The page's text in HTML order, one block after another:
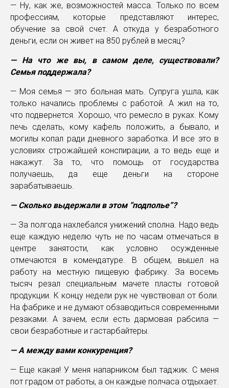
— Ну, как же, возможностей масса. Только по всем
профессиям, которые представляют интерес,
обучение за свой счет. А откуда у безработного
деньги, если он живет на 850 рублей в месяц?
— На что же вы, в самом деле, существовали?
Семья поддержала?
— Моя семья — это больная мать. Супруга ушла, как
только начались проблемы с работой. А жил на то,
что подвернется. Хорошо, что ремесло в руках. Кому
печь сделать, кому кафель положить, а бывало, и
могилы копал ради дневного заработка. И все это в
условиях строжайшей конспирации, а то ведь еще и
накажут. За то, что помощь от государства
получаешь, да еще деньги на стороне
зарабатываешь.
— Сколько выдержали в этом “подполье”?
— За полгода нахлебался унижений сполна. Надо ведь
еще каждую неделю чуть не по часам отмечаться в
центре занятости, как условно осужденные
отмечаются в комендатуре. В общем, вышел на
работу на местную пищевую фабрику. За восемь
тысяч резал специальным мачете пласты готовой
продукции. К концу недели рук не чувствовал от боли.
На фабрике и не думают обзаводиться современными
резаками. А зачем, если есть дармовая рабсила —
свои безработные и гастарбайтеры.
— А между вами конкуренция?
— Еще какая! У меня напарником был таджик. С меня
пот градом от работы, а он каждые полчаса отдыхает.